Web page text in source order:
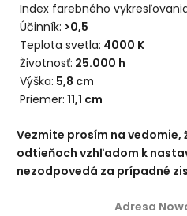
Index farebného
Účinník: >0,5
Teplota svetla: 4000 K
Životnosť: 25.000 h
Výška: 5,8 cm
Priemer: 11,1 cm
Vezmite prosím na vedomie,
odtieňoch vzhľadom k
nezodpovedá za prípadné
Adresa